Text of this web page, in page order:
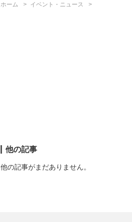
ホーム イベント・ニュース
他の記事
他の記事がまだありません。